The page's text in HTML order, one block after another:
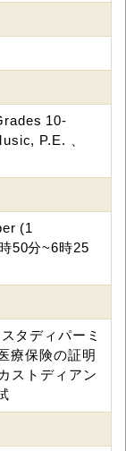
10-
P.E. 、
(1
50分~6時25
タディパーミ
療保険の証明
ストディアン